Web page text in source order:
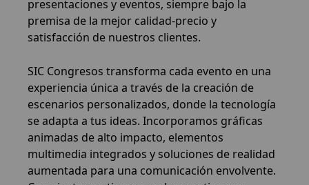
presentaciones y eventos, siempre bajo la
premisa de la mejor calidad-precio y
satisfacción de nuestros clientes.
SIC Congresos transforma cada evento en una
experiencia única a través de la creación de
escenarios personalizados, donde la tecnología
se adapta a tus ideas. Incorporamos gráficas
animadas de alto impacto, elementos
multimedia integrados y soluciones de realidad
aumentada para una comunicación envolvente.